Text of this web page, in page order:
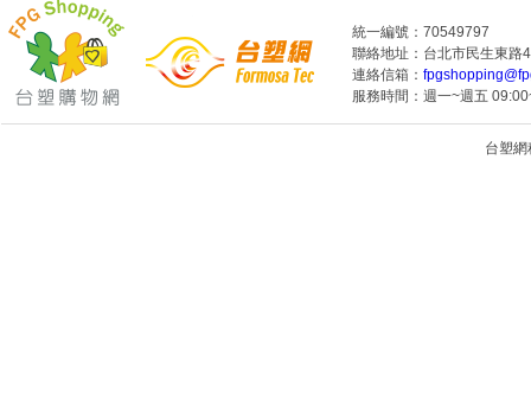
統一編號：70549797
聯絡地址：台北市民生東路
連絡信箱：
服務時間：週一~週五
台塑